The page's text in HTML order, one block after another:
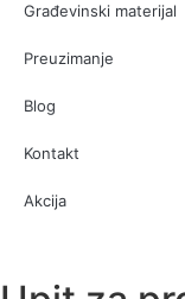
Građevinski materijal
Preuzimanje
Blog
Kontakt
Akcija